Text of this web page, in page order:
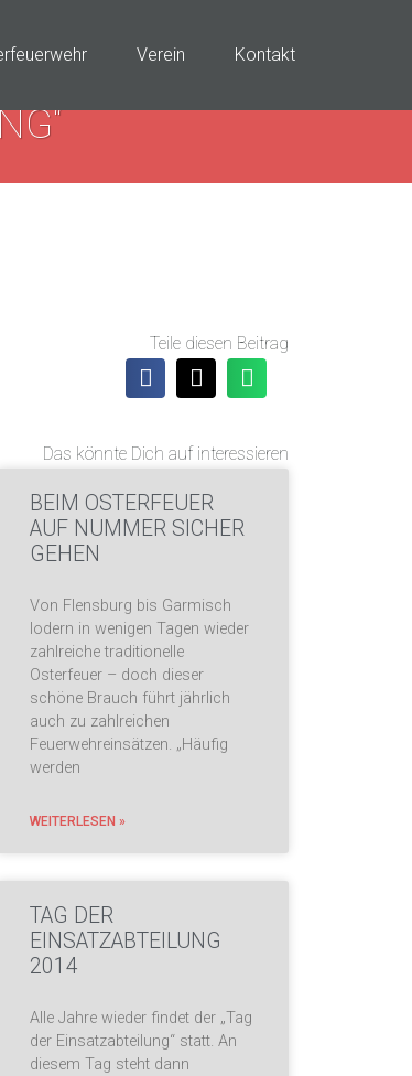
Verein Kontakt
Teile diesen Beitrag
Das könnte Dich auf interessieren
BEIM OSTERFEUER
AUF NUMMER SICHER
GEHEN
Von Flensburg bis Garmisch
lodern in wenigen Tagen wieder
zahlreiche traditionelle
Osterfeuer – doch dieser
schöne Brauch führt jährlich
auch zu zahlreichen
Feuerwehreinsätzen. „Häufig
werden
WEITERLESEN »
TAG DER
EINSATZABTEILUNG
2014
Alle Jahre wieder findet der „Tag
der Einsatzabteilung“ statt. An
diesem Tag steht dann